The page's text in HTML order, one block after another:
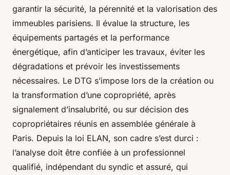
garantir la sécurité, la pérennité et la valorisation des
immeubles parisiens. Il évalue la structure, les
équipements partagés et la performance
énergétique, afin d’anticiper les travaux, éviter les
dégradations et prévoir les investissements
nécessaires. Le DTG s’impose lors de la création ou
la transformation d’une copropriété, après
signalement d’insalubrité, ou sur décision des
copropriétaires réunis en assemblée générale à
Paris. Depuis la loi ELAN, son cadre s’est durci :
l’analyse doit être confiée à un professionnel
qualifié, indépendant du syndic et assuré, qui